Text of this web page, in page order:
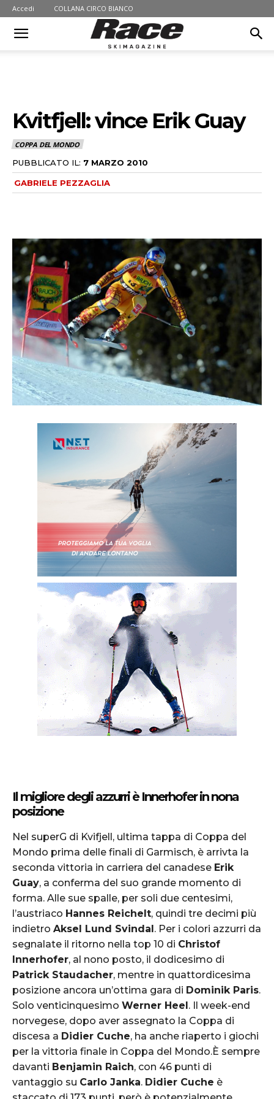
Accedi COLLANA CIRCO BIANCO
Kvitfjell: vince Erik Guay
COPPA DEL MONDO
PUBBLICATO IL: 7 MARZO 2010
GABRIELE PEZZAGLIA
Il migliore degli azzurri è Innerhofer in nona
posizione
Nel superG di Kvifjell, ultima tappa di Coppa del
Mondo prima delle finali di Garmisch, è arrivta la
seconda vittoria in carriera del canadese Erik
Guay, a conferma del suo grande momento di
forma. Alle sue spalle, per soli due centesimi,
l’austriaco Hannes Reichelt, quindi tre decimi più
indietro Aksel Lund Svindal. Per i colori azzurri da
segnalate il ritorno nella top 10 di Christof
Innerhofer, al nono posto, il dodicesimo di
Patrick Staudacher, mentre in quattordicesima
posizione ancora un’ottima gara di Dominik Paris.
Solo venticinquesimo Werner Heel. Il week-end
norvegese, dopo aver assegnato la Coppa di
discesa a Didier Cuche, ha anche riaperto i giochi
per la vittoria finale in Coppa del Mondo.È sempre
davanti Benjamin Raich, con 46 punti di
vantaggio su Carlo Janka. Didier Cuche è